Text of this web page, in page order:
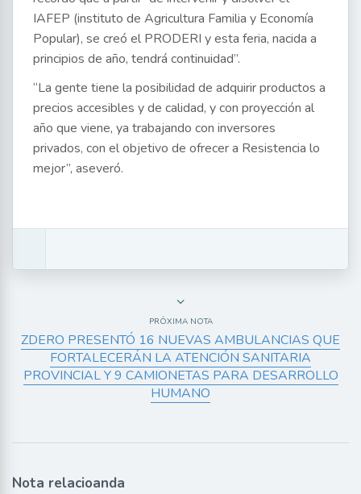
IAFEP (instituto de Agricultura Familia y Economía
Popular), se creó el PRODERI y esta feria, nacida a
principios de año, tendrá continuidad”.
“La gente tiene la posibilidad de adquirir productos a
precios accesibles y de calidad, y con proyección al
año que viene, ya trabajando con inversores
privados, con el objetivo de ofrecer a Resistencia lo
mejor”, aseveró.
PRÓXIMA NOTA
ZDERO PRESENTÓ 16 NUEVAS AMBULANCIAS QUE
FORTALECERÁN LA ATENCIÓN SANITARIA
PROVINCIAL Y 9 CAMIONETAS PARA DESARROLLO
HUMANO
Nota relacioanda